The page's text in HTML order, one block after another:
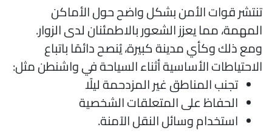
قوات الأمن بشكل واضح حول الأماكن
مما يعزز الشعور بالاطمئنان لدى الزوار.
ذلك وكأي مدينة كبيرة، يُنصح دائمًا باتباع
الأساسية أثناء السياحة في واشنطن مثل:
تجنب المناطق غير المزدحمة ليلًا
الحفاظ على المتعلقات الشخصية
استخدام وسائل النقل الآمنة.